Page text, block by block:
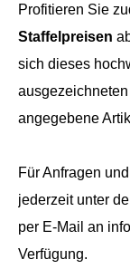
Profitieren Sie
Staffelpreisen
sich dieses
angegebene
Für Anfragen
jederzeit unter
per E-Mail an
Verfügung.